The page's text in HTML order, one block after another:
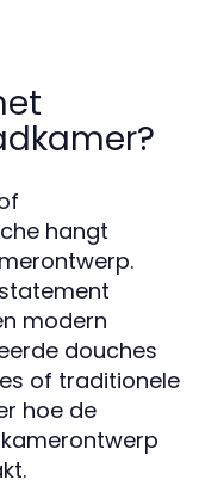
hangt
modern
douches
of traditionele
hoe de